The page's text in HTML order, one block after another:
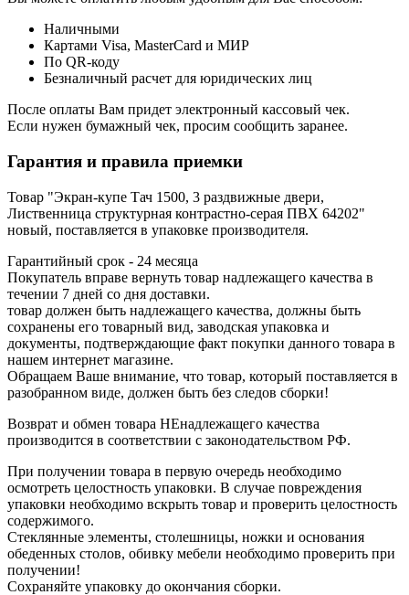
Наличными
Картами Visa, MasterCard и МИР
По QR-коду
Безналичный расчет для юридических лиц
После оплаты Вам придет электронный кассовый чек.
Если нужен бумажный чек, просим сообщить заранее.
Гарантия и правила приемки
Товар "Экран-купе Тач 1500, 3 раздвижные двери,
Лиственница структурная контрастно-серая ПВХ 64202"
новый, поставляется в упаковке производителя.
Гарантийный срок - 24 месяца
Покупатель вправе вернуть товар надлежащего качества в
течении 7 дней со дня доставки.
товар должен быть надлежащего качества, должны быть
сохранены его товарный вид, заводская упаковка и
документы, подтверждающие факт покупки данного товара в
нашем интернет магазине.
Обращаем Ваше внимание, что товар, который поставляется в
разобранном виде, должен быть без следов сборки!
Возврат и обмен товара НЕнадлежащего качества
производится в соответствии с законодательством РФ.
При получении товара в первую очередь необходимо
осмотреть целостность упаковки. В случае повреждения
упаковки необходимо вскрыть товар и проверить целостность
содержимого.
Стеклянные элементы, столешницы, ножки и основания
обеденных столов, обивку мебели необходимо проверить при
получении!
Сохраняйте упаковку до окончания сборки.